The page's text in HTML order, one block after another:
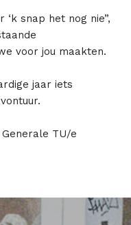
‘k snap het nog nie”,
voor jou maakten.
jaar iets
TU/e